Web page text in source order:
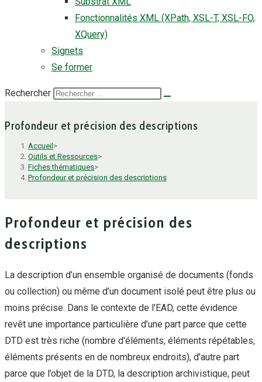
Fonctionnalités XML (XPath, XSL-T, XSL-FO,
XQuery)
Signets
Se former
Rechercher
Profondeur et précision des descriptions
Accueil >
Outils et Ressources>
Fiches thématiques>
Profondeur et précision des descriptions
Profondeur et précision des
descriptions
La description d’un ensemble organisé de documents (fonds
ou collection) ou même d’un document isolé peut être plus ou
moins précise. Dans le contexte de l'EAD, cette évidence
revêt une importance particulière d’une part parce que cette
DTD est très riche (nombre d'éléments, éléments répétables,
éléments présents en de nombreux endroits), d’autre part
parce que l’objet de la DTD, la description archivistique, peut